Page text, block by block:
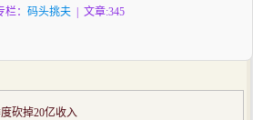
： 码头挑夫 | 文章:345
砍掉20亿收入